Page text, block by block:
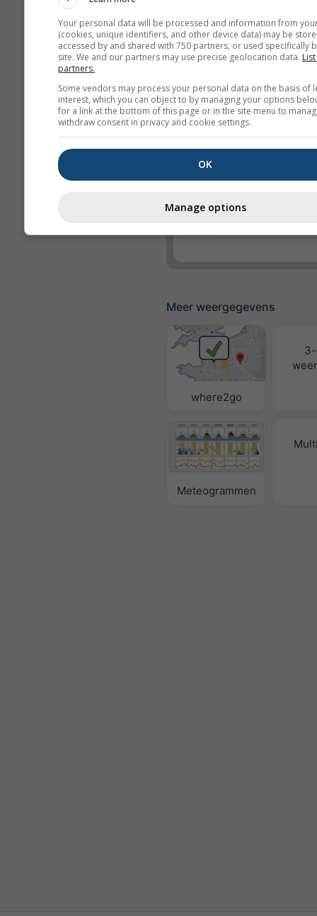
Relative Humidity
Neerslag
Precipitation
rainSPOT
Luchtdruk
Achtergrond
Geen achtergrond:
Geen achtergrond:
tekst
Meer weergegevens
where2go
Meteogrammen
Your personal data will be processed and information from
(cookies, unique identifiers, and other device data) may be
accessed by and shared with 750 partners, or used specifically
site. We and our partners may use precise geolocation data.
partners.
Some vendors may process your personal data on the basis of
interest, which you can object to by managing your options
for a link at the bottom of this page or in the site menu to
withdraw consent in privacy and cookie settings.
OK
Manage options